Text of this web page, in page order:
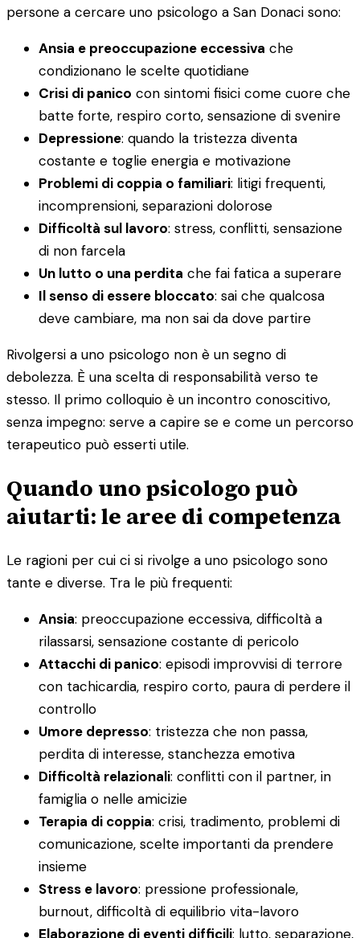
persone a cercare uno psicologo a San Donaci sono:
Ansia e preoccupazione eccessiva che
condizionano le scelte quotidiane
Crisi di panico con sintomi fisici come cuore che
batte forte, respiro corto, sensazione di svenire
Depressione: quando la tristezza diventa
costante e toglie energia e motivazione
Problemi di coppia o familiari: litigi frequenti,
incomprensioni, separazioni dolorose
Difficoltà sul lavoro: stress, conflitti, sensazione
di non farcela
Un lutto o una perdita che fai fatica a superare
Il senso di essere bloccato: sai che qualcosa
deve cambiare, ma non sai da dove partire
Rivolgersi a uno psicologo non è un segno di
debolezza. È una scelta di responsabilità verso te
stesso. Il primo colloquio è un incontro conoscitivo,
senza impegno: serve a capire se e come un percorso
terapeutico può esserti utile.
Quando uno psicologo può
aiutarti: le aree di competenza
Le ragioni per cui ci si rivolge a uno psicologo sono
tante e diverse. Tra le più frequenti:
Ansia: preoccupazione eccessiva, difficoltà a
rilassarsi, sensazione costante di pericolo
Attacchi di panico: episodi improvvisi di terrore
con tachicardia, respiro corto, paura di perdere il
controllo
Umore depresso: tristezza che non passa,
perdita di interesse, stanchezza emotiva
Difficoltà relazionali: conflitti con il partner, in
famiglia o nelle amicizie
Terapia di coppia: crisi, tradimento, problemi di
comunicazione, scelte importanti da prendere
insieme
Stress e lavoro: pressione professionale,
burnout, difficoltà di equilibrio vita-lavoro
Elaborazione di eventi difficili: lutto, separazione,